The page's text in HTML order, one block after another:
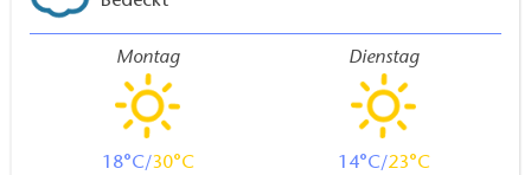
Montag
18 30
Dienstag
14 23